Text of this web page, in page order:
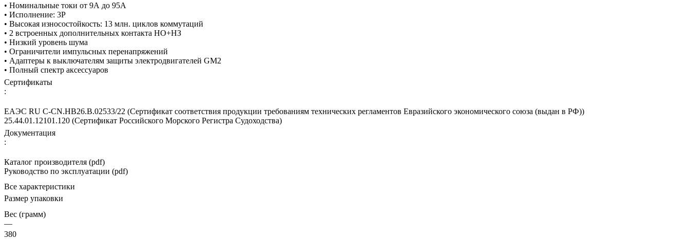
• Номинальные токи от 9А до 95А
• Исполнение: 3P
• Высокая износостойкость: 13 млн. циклов коммутаций
• 2 встроенных дополнительных контакта НО+НЗ
• Низкий уровень шума
• Ограничители импульсных перенапряжений
• Aдаптеры к выключателям защиты электродвигателей GM2
• Полный спектр аксессуаров
Сертификаты
:
ЕАЭС RU С-CN.НВ26.В.02533/22 (Сертификат соответствия продукции требованиям технических регламентов Евразийского экономического союза (выдан в РФ))
25.44.01.12101.120 (Сертификат Российского Морского Регистра Судоходства)
Документация
:
Каталог производителя (pdf)
Руководство по эксплуатации (pdf)
Все характеристики
Размер упаковки
Вес (грамм)
—
380